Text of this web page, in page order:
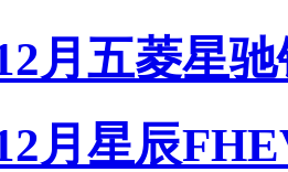
月五菱星
月星辰